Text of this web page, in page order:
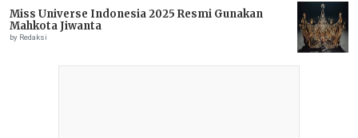
Miss Universe Indonesia 2025 Resmi Gunakan
Mahkota Jiwanta
by Redaksi